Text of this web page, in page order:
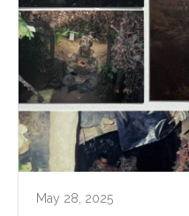
May 28, 2025